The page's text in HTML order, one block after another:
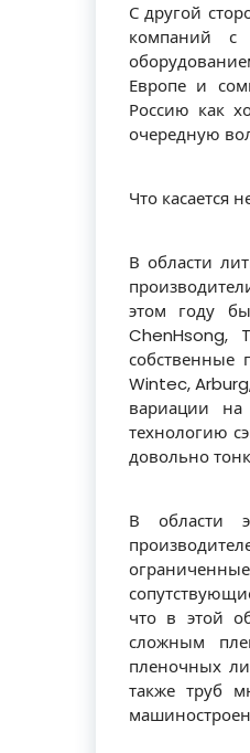
С другой
компаний с
Европе и
Россию как
очередную
Что касается
В области
этом году
ChenHsong,
собственные
Wintec,
вариации на
технологию
довольно
В области
что в этой
сложным
пленочных
также труб